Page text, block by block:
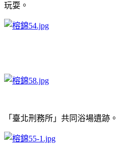
玩耍。
「臺北刑務所」共同浴場遺跡。